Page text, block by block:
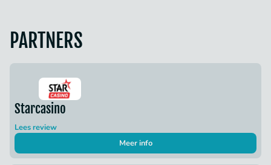
PARTNERS
Starcasino
Lees review
Meer info